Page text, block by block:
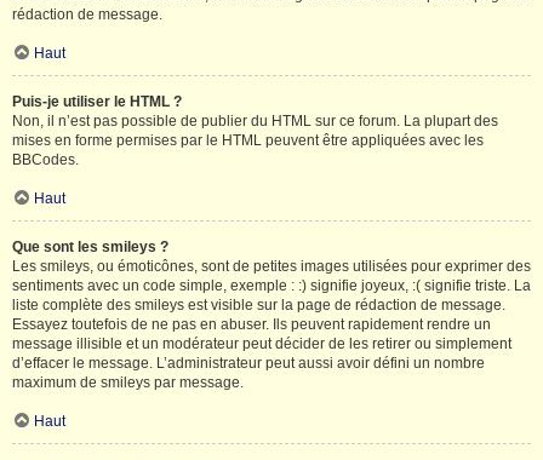
rédaction de message.
Haut
Puis-je utiliser le HTML ?
Non, il n’est pas possible de publier du HTML sur ce forum. La plupart des
mises en forme permises par le HTML peuvent être appliquées avec les
BBCodes.
Haut
Que sont les smileys ?
Les smileys, ou émoticônes, sont de petites images utilisées pour exprimer des
sentiments avec un code simple, exemple : :) signifie joyeux, :( signifie triste. La
liste complète des smileys est visible sur la page de rédaction de message.
Essayez toutefois de ne pas en abuser. Ils peuvent rapidement rendre un
message illisible et un modérateur peut décider de les retirer ou simplement
d’effacer le message. L’administrateur peut aussi avoir défini un nombre
maximum de smileys par message.
Haut